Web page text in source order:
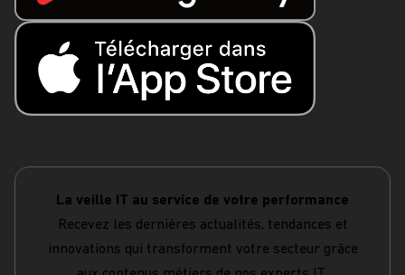
La veille IT au service de votre performance
Recevez les dernières actualités, tendances et
innovations qui transforment votre secteur grâce